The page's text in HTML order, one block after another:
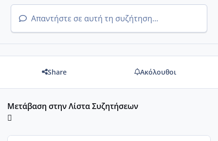
Απαντήστε σε αυτή τη συζήτηση...
Share Ακόλουθοι
Μετάβαση στην Λίστα Συζητήσεων